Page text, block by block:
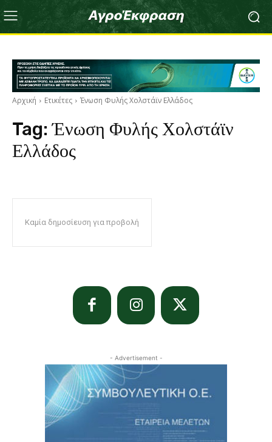
Αρχική Ετικέτες Ένωση Φυλής Χολστάϊν Ελλάδος
Tag:Ένωση Φυλής Χολστάϊν
Ελλάδος
Καμία δημοσίευση για προβολή
- Advertisement -